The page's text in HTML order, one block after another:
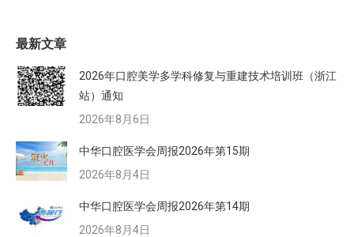
最新文章
2026年口腔美学多学科修复与重建技术培训班（浙江
站）通知
2026年8月6日
中华口腔医学会周报2026年第15期
2026年8月4日
中华口腔医学会周报2026年第14期
2026年8月4日